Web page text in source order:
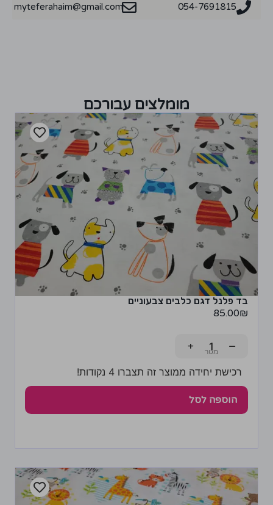
054-7691815
myteferahaim@gmail.com
מומלצים עבורכם
בד פלנל דגם כלבים צבעוניים
85.00₪
−
+
רכישת יחידה ממוצר זה תצברו 4 נקודות!
הוספה לסל